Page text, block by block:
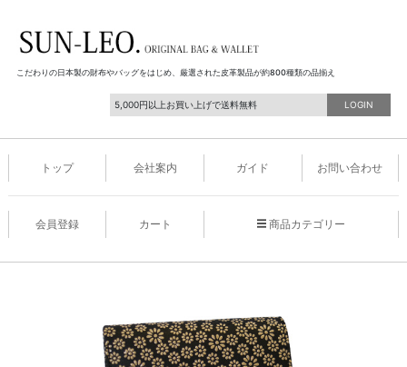
こだわりの日本製の財布やバッグをはじめ、厳選された皮革製品が約800種類の品揃え
5,000円以上お買い上げで送料無料 LOGIN
トップ 会社案内 ガイド お問い合わせ
会員登録 カート 商品カテゴリー